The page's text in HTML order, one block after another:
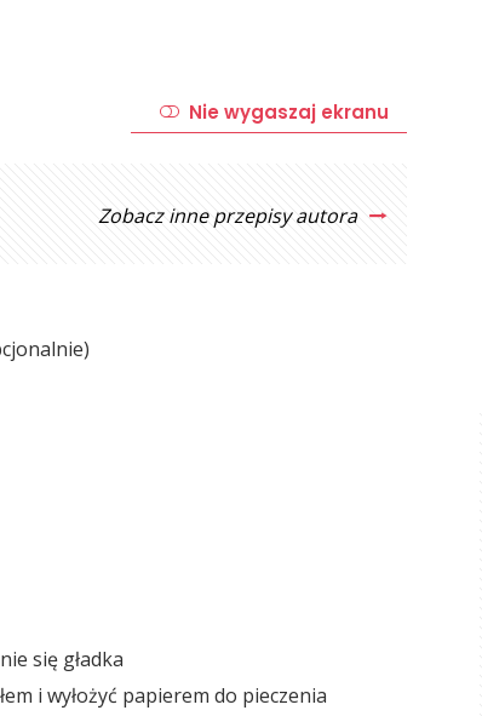
Nie wygaszaj ekranu
Zobacz inne przepisy autora
się gładka
i wyłożyć papierem do pieczenia